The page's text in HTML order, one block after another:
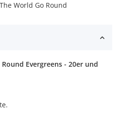
World Go Round
Evergreens - 20er und